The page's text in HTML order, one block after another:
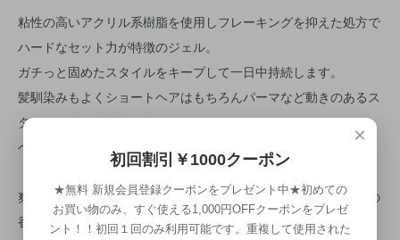
粘性の高いアクリル系樹脂を使用しフレーキングを抑えた処方で
ハードなセット力が特徴のジェル。
ガチっと固めたスタイルをキープして一日中持続します。
髪馴染みもよくショートヘアはもちろんパーマなど動きのあるス
タイルにもおすすめです。
ベタつきがなく、シャンプーで簡単に洗い流せます。
爽やかなフルーツと石鹸のような清潔感があるシトラスサボンの
香り
×
初回割引￥1000クーポン
★無料 新規会員登録クーポンをプレゼント中★初めての
お買い物のみ、すぐ使える1,000円OFFクーポンをプレゼ
ント！！初回１回のみ利用可能です。重複して使用された